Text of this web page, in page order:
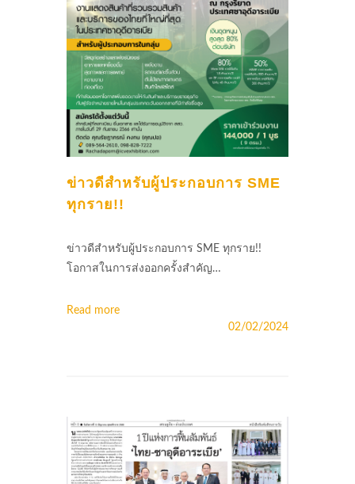
ข่าวดีสำหรับผู้ประกอบการ SME
ทุกราย!!
ข่าวดีสำหรับผู้ประกอบการ SME ทุกราย!!
โอกาสในการส่งออกครั้งสำคัญ…
Read more
02/02/2024